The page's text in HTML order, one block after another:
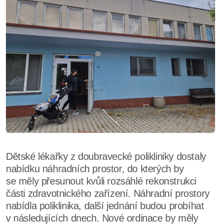
Dětské lékařky z doubravecké polikliniky dostaly
nabídku náhradních prostor, do kterých by
se měly přesunout kvůli rozsáhlé rekonstrukci
části zdravotnického zařízení. Náhradní prostory
nabídla poliklinika, další jednání budou probíhat
v následujících dnech. Nové ordinace by měly